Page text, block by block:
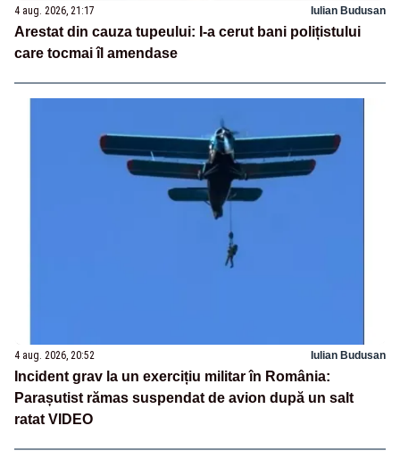
4 aug. 2026, 21:17 Iulian Budusan
Arestat din cauza tupeului: I-a cerut bani polițistului
care tocmai îl amendase
4 aug. 2026, 20:52 Iulian Budusan
Incident grav la un exercițiu militar în România:
Parașutist rămas suspendat de avion după un salt
ratat VIDEO